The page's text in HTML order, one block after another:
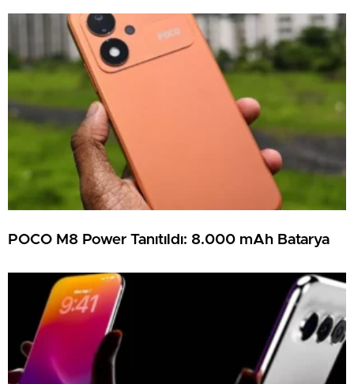
POCO M8 Power Tanıtıldı: 8.000 mAh Batarya